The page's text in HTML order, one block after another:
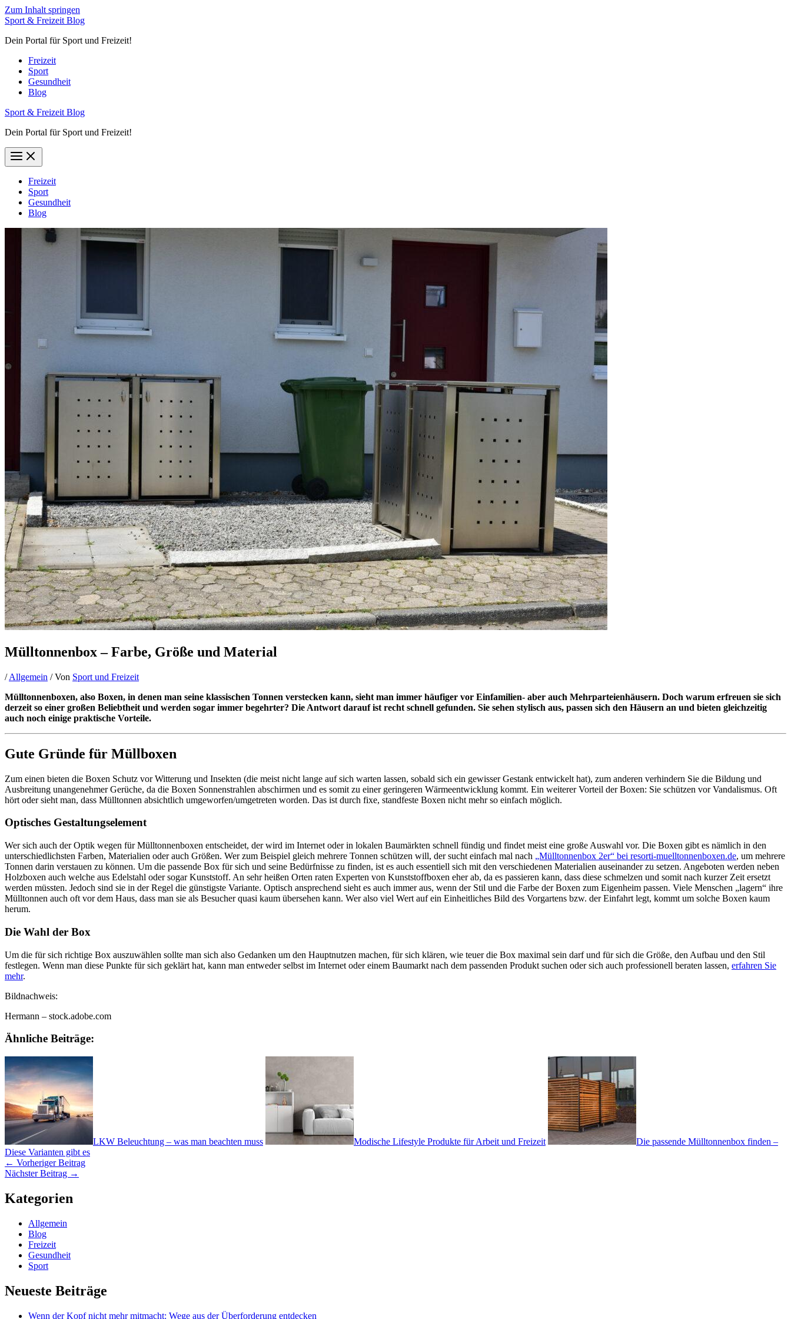
Zum Inhalt springen
Sport & Freizeit Blog
Dein Portal für Sport und Freizeit!
Freizeit
Sport
Gesundheit
Blog
Sport & Freizeit Blog
Dein Portal für Sport und Freizeit!
Freizeit
Sport
Gesundheit
Blog
Mülltonnenbox – Farbe, Größe und Material
/Allgemein / Von Sport und Freizeit
Mülltonnenboxen, also Boxen, in denen man seine klassischen Tonnen verstecken kann, sieht man immer häufiger vor Einfamilien- aber auch Mehrparteienhäusern. Doch warum erfreuen sie sich
derzeit so einer großen Beliebtheit und werden sogar immer begehrter? Die Antwort darauf ist recht schnell gefunden. Sie sehen stylisch aus, passen sich den Häusern an und bieten gleichzeitig
auch noch einige praktische Vorteile.
Gute Gründe für Müllboxen
Zum einen bieten die Boxen Schutz vor Witterung und Insekten (die meist nicht lange auf sich warten lassen, sobald sich ein gewisser Gestank entwickelt hat), zum anderen verhindern Sie die Bildung und
Ausbreitung unangenehmer Gerüche, da die Boxen Sonnenstrahlen abschirmen und es somit zu einer geringeren Wärmeentwicklung kommt. Ein weiterer Vorteil der Boxen: Sie schützen vor Vandalismus. Oft
hört oder sieht man, dass Mülltonnen absichtlich umgeworfen/umgetreten worden. Das ist durch fixe, standfeste Boxen nicht mehr so einfach möglich.
Optisches Gestaltungselement
Wer sich auch der Optik wegen für Mülltonnenboxen entscheidet, der wird im Internet oder in lokalen Baumärkten schnell fündig und findet meist eine große Auswahl vor. Die Boxen gibt es nämlich in den
unterschiedlichsten Farben, Materialien oder auch Größen. Wer zum Beispiel gleich mehrere Tonnen schützen will, der sucht einfach mal nach „Mülltonnenbox 2er“ bei resorti-muelltonnenboxen.de, um mehrere
Tonnen darin verstauen zu können. Um die passende Box für sich und seine Bedürfnisse zu finden, ist es auch essentiell sich mit den verschiedenen Materialien auseinander zu setzen. Angeboten werden neben
Holzboxen auch welche aus Edelstahl oder sogar Kunststoff. An sehr heißen Orten raten Experten von Kunststoffboxen eher ab, da es passieren kann, dass diese schmelzen und somit nach kurzer Zeit ersetzt
werden müssten. Jedoch sind sie in der Regel die günstigste Variante. Optisch ansprechend sieht es auch immer aus, wenn der Stil und die Farbe der Boxen zum Eigenheim passen. Viele Menschen „lagern“ ihre
Mülltonnen auch oft vor dem Haus, dass man sie als Besucher quasi kaum übersehen kann. Wer also viel Wert auf ein Einheitliches Bild des Vorgartens bzw. der Einfahrt legt, kommt um solche Boxen kaum
herum.
Die Wahl der Box
Um die für sich richtige Box auszuwählen sollte man sich also Gedanken um den Hauptnutzen machen, für sich klären, wie teuer die Box maximal sein darf und für sich die Größe, den Aufbau und den Stil
festlegen. Wenn man diese Punkte für sich geklärt hat, kann man entweder selbst im Internet oder einem Baumarkt nach dem passenden Produkt suchen oder sich auch professionell beraten lassen, erfahren Sie
mehr.
Bildnachweis:
Hermann – stock.adobe.com
Ähnliche Beiträge:
LKW Beleuchtung – was man beachten muss Modische Lifestyle Produkte für Arbeit und Freizeit
Die passende Mülltonnenbox finden –
Diese Varianten gibt es
← Vorheriger Beitrag
Nächster Beitrag →
Kategorien
Allgemein
Blog
Freizeit
Gesundheit
Sport
Neueste Beiträge
Wenn der Kopf nicht mehr mitmacht: Wege aus der Überforderung entdecken